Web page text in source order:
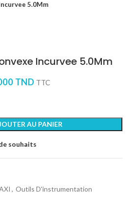
5.0Mm
Incurvee 5.0Mm
TND TTC
AU PANIER
souhaits
, Outils D'instrumentation